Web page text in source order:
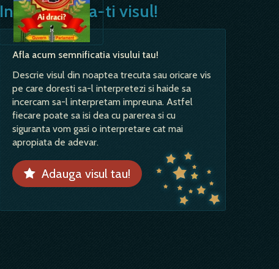
Interpreteaza-ti visul!
Afla acum semnificatia visului tau!
Descrie visul din noaptea trecuta sau oricare vis
pe care doresti sa-l interpretezi si haide sa
incercam sa-l interpretam impreuna. Astfel
fiecare poate sa isi dea cu parerea si cu
siguranta vom gasi o interpretare cat mai
apropiata de adevar.
Adauga visul tau!